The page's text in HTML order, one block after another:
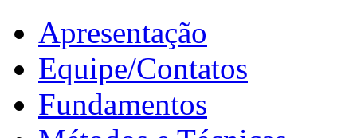
Apresentação
Equipe/Contatos
Fundamentos